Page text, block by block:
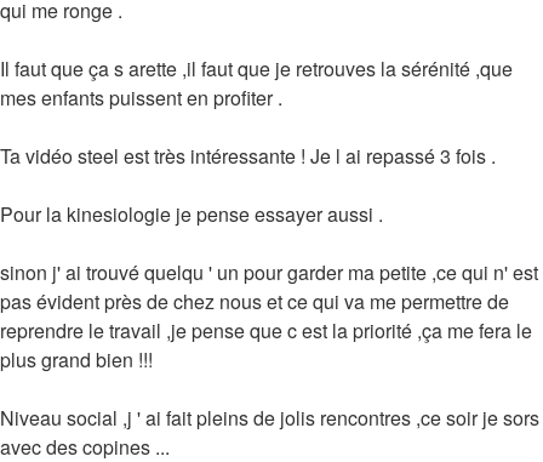
qui me ronge .
Il faut que ça s arette ,il faut que je retrouves la sérénité ,que
mes enfants puissent en profiter .
Ta vidéo steel est très intéressante ! Je l ai repassé 3 fois .
Pour la kinesiologie je pense essayer aussi .
sinon j' ai trouvé quelqu ' un pour garder ma petite ,ce qui n' est
pas évident près de chez nous et ce qui va me permettre de
reprendre le travail ,je pense que c est la priorité ,ça me fera le
plus grand bien !!!
Niveau social ,j ' ai fait pleins de jolis rencontres ,ce soir je sors
avec des copines ...